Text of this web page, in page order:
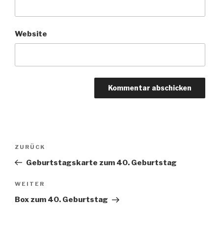
Website
Beitragsnavigation
Vorheriger
Beitrag
ZURÜCK
Geburtstagskarte zum 40. Geburtstag
Nächster
Beitrag
WEITER
Box zum 40. Geburtstag